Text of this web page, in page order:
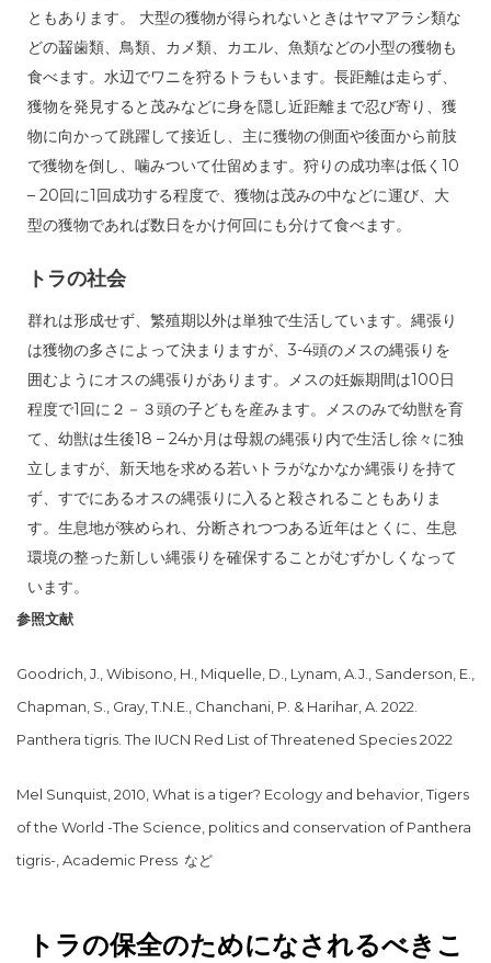
ともあります。 大型の獲物が得られないときはヤマアラシ類な
どの齧歯類、鳥類、カメ類、カエル、魚類などの小型の獲物も
食べます。水辺でワニを狩るトラもいます。長距離は走らず、
獲物を発見すると茂みなどに身を隠し近距離まで忍び寄り、獲
物に向かって跳躍して接近し、主に獲物の側面や後面から前肢
で獲物を倒し、噛みついて仕留めます。狩りの成功率は低く10
– 20回に1回成功する程度で、獲物は茂みの中などに運び、大
型の獲物であれば数日をかけ何回にも分けて食べます。
トラの社会
群れは形成せず、繁殖期以外は単独で生活しています。縄張り
は獲物の多さによって決まりますが、3-4頭のメスの縄張りを
囲むようにオスの縄張りがあります。メスの妊娠期間は100日
程度で1回に２－３頭の子どもを産みます。メスのみで幼獣を育
て、幼獣は生後18 – 24か月は母親の縄張り内で生活し徐々に独
立しますが、新天地を求める若いトラがなかなか縄張りを持て
ず、すでにあるオスの縄張りに入ると殺されることもありま
す。生息地が狭められ、分断されつつある近年はとくに、生息
環境の整った新しい縄張りを確保することがむずかしくなって
います。
参照文献
Goodrich, J., Wibisono, H., Miquelle, D., Lynam, A.J., Sanderson, E.,
Chapman, S., Gray, T.N.E., Chanchani, P. & Harihar, A. 2022.
Panthera tigris. The IUCN Red List of Threatened Species 2022
Mel Sunquist, 2010, What is a tiger? Ecology and behavior, Tigers
of the World -The Science, politics and conservation of Panthera
tigris-, Academic Press など
トラの保全のためになされるべきこ